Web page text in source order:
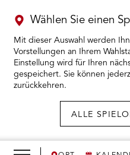
Wählen Sie einen
Mit dieser Auswahl werden
Vorstellungen an Ihrem
Einstellung wird für Ihren
gespeichert. Sie können
zurückkehren.
KARTENKAUF ÖFFNEN